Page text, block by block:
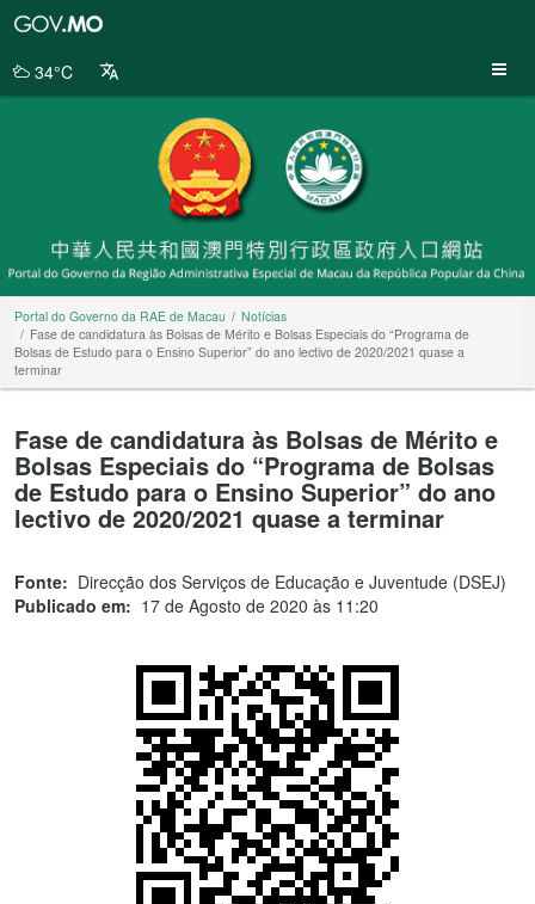
da
34°C
Portal do Governo da RAE de Macau
Notícias
Fase de candidatura às Bolsas de Mérito e Bolsas Especiais do “Programa de
Bolsas de Estudo para o Ensino Superior” do ano lectivo de 2020/2021 quase a
terminar
Fase de candidatura às Bolsas de Mérito e
Bolsas Especiais do “Programa de Bolsas
de Estudo para o Ensino Superior” do ano
lectivo de 2020/2021 quase a terminar
Fonte: Direcção dos Serviços de Educação e Juventude (DSEJ)
Publicado em: 17 de Agosto de 2020 às 11:20